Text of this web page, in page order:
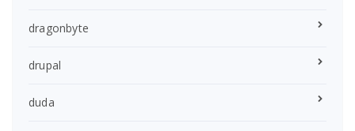
dragonbyte
drupal
duda